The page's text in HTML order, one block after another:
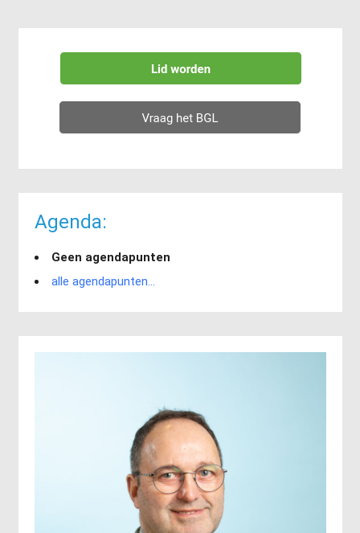
Agenda:
Geen agendapunten
alle agendapunten...